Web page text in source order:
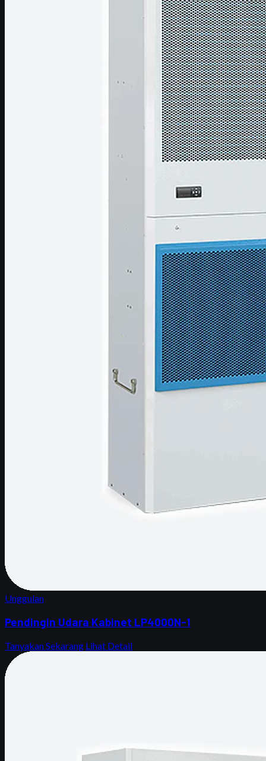
Unggulan
Pendingin Udara Kabinet LP4000N-1
Tanyakan Sekarang Lihat Detail